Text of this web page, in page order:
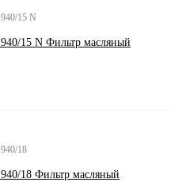
15 N
15 N Фильтр масляный
18
18 Фильтр масляный